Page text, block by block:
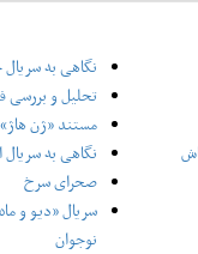
نگاهی به
تحلیل و
مستند «ژن هاژ»
نگاهی به
صحرای سرخ
نوجوان